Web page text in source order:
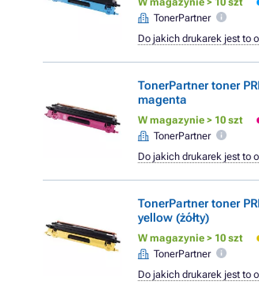
TonerPartner
Do jakich drukarek jest to
TonerPartner toner
magenta
W magazynie > 10 szt
TonerPartner
Do jakich drukarek jest to
TonerPartner toner
yellow (żółty)
W magazynie > 10 szt
TonerPartner
Do jakich drukarek jest to